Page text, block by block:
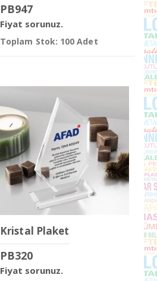
PB947
Fiyat sorunuz.
Toplam Stok: 100 Adet
Kristal Plaket
PB320
Fiyat sorunuz.